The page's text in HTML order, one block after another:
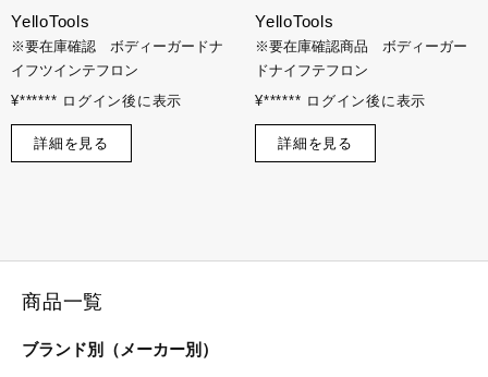
YelloTools
※要在庫確認 ボディーガードナ
イフツインテフロン
¥****** ログイン後に表示
詳細を見る
YelloTools
※要在庫確認商品 ボディーガー
ドナイフテフロン
¥****** ログイン後に表示
詳細を見る
商品一覧
ブランド別（メーカー別）